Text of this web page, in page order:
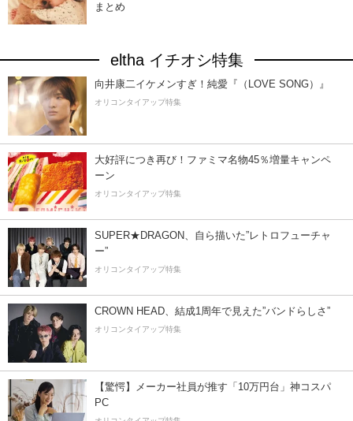
まとめ
eltha イチオシ特集
向井康二イケメンすぎ！純愛『（LOVE SONG）』
オリコンタイアップ特集
大好評につき再び！ファミマ名物45％増量キャンペ
ーン
オリコンタイアップ特集
SUPER★DRAGON、自ら描いた”レトロフューチャ
ー”
オリコンタイアップ特集
CROWN HEAD、結成1周年で見えた”バンドらしさ”
オリコンタイアップ特集
【驚愕】メーカー社員が推す「10万円台」神コスパ
PC